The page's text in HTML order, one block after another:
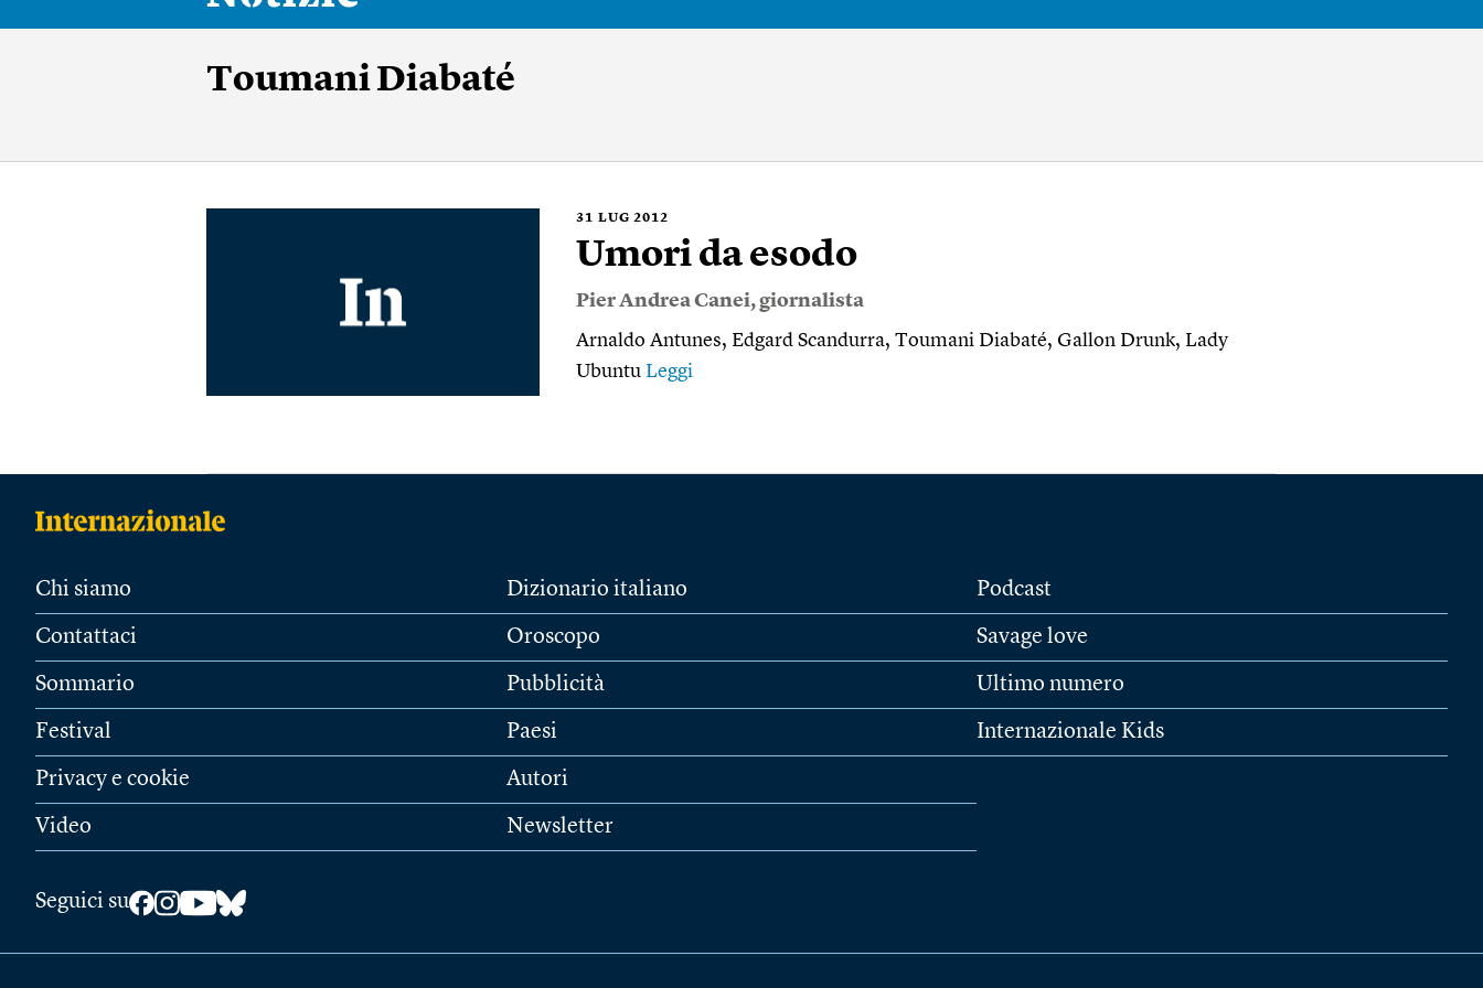
Toumani Diabaté
31 LUG 2012
Umori da esodo
Pier Andrea Canei, giornalista
Arnaldo Antunes, Edgard Scandurra, Toumani Diabaté, Gallon Drunk, Lady
Ubuntu Leggi
Chi siamo
Contattaci
Sommario
Festival
Privacy e cookie
Video
Dizionario italiano
Oroscopo
Pubblicità
Paesi
Autori
Newsletter
Podcast
Savage love
Ultimo numero
Internazionale Kids
Seguici su